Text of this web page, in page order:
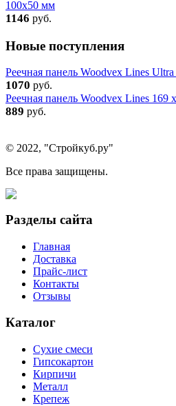
100х50 мм
1146 руб.
Новые поступления
Реечная панель Woodvex Lines
1070 руб.
Реечная панель Woodvex Lines 169
889 руб.
© 2022, "Стройкуб.ру"
Все права защищены.
Разделы сайта
Главная
Доставка
Прайс-лист
Контакты
Отзывы
Каталог
Сухие смеси
Гипсокартон
Кирпичи
Металл
Крепеж